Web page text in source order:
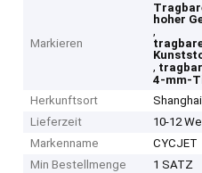
Markieren
hoher
,
,
4-mm-
Herkunftsort
Lieferzeit
10-12
Markenname
CYCJET
Min Bestellmenge
1 SATZ